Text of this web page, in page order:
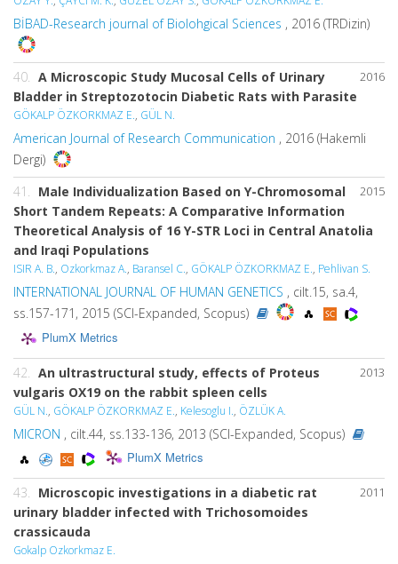
BİBAD-Research journal of Biolohgical Sciences , 2016 (TRDizin)
2016
40.
A Microscopic Study Mucosal Cells of Urinary
Bladder in Streptozotocin Diabetic Rats with Parasite
GÖKALP ÖZKORKMAZ E., GÜL N.
American Journal of Research Communication , 2016 (Hakemli
Dergi)
2015
41.
Male Individualization Based on Y-Chromosomal
Short Tandem Repeats: A Comparative Information
Theoretical Analysis of 16 Y-STR Loci in Central Anatolia
and Iraqi Populations
ISIR A. B., Ozkorkmaz A., Baransel C., GÖKALP ÖZKORKMAZ E., Pehlivan S.
INTERNATIONAL JOURNAL OF HUMAN GENETICS , cilt.15, sa.4,
ss.157-171, 2015 (SCI-Expanded, Scopus)
PlumX Metrics
2013
42. An ultrastructural study, effects of Proteus
vulgaris OX19 on the rabbit spleen cells
GÜL N., GÖKALP ÖZKORKMAZ E., Kelesoglu I., ÖZLÜK A.
MICRON , cilt.44, ss.133-136, 2013 (SCI-Expanded, Scopus)
PlumX Metrics
2011
43. Microscopic investigations in a diabetic rat
urinary bladder infected with Trichosomoides
crassicauda
Gokalp Ozkorkmaz E.